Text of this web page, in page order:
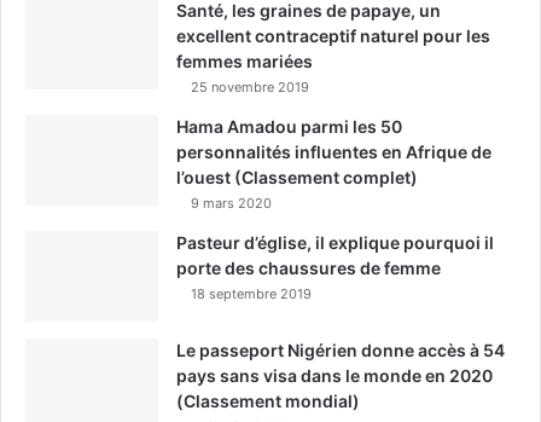
Santé, les graines de papaye, un
excellent contraceptif naturel pour les
femmes mariées
25 novembre 2019
Hama Amadou parmi les 50
personnalités influentes en Afrique de
l’ouest (Classement complet)
9 mars 2020
Pasteur d’église, il explique pourquoi il
porte des chaussures de femme
18 septembre 2019
Le passeport Nigérien donne accès à 54
pays sans visa dans le monde en 2020
(Classement mondial)